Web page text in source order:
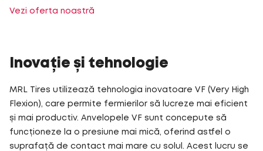
Vezi oferta noastră
Inovație și tehnologie
MRL Tires utilizează tehnologia inovatoare VF (Very High
Flexion), care permite fermierilor să lucreze mai eficient
și mai productiv. Anvelopele VF sunt concepute să
funcționeze la o presiune mai mică, oferind astfel o
suprafață de contact mai mare cu solul. Acest lucru se